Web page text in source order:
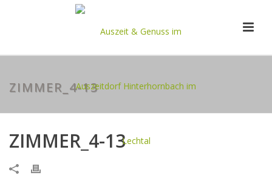
ZIMMER_4-13
ZIMMER_4-13